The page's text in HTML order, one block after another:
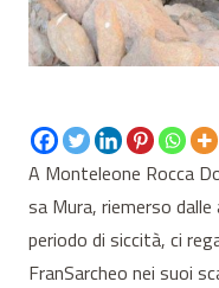
A Monteleone Rocca
sa Mura, riemerso dalle
periodo di siccità, ci
FranSarcheo nei suoi